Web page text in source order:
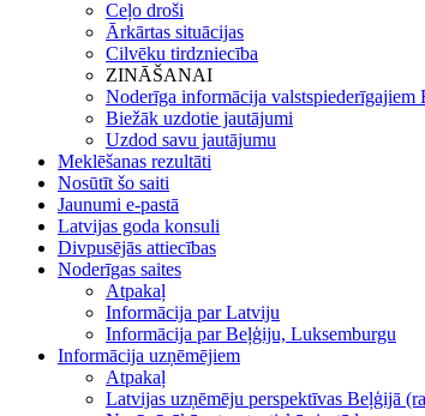
Ceļo droši
Ārkārtas situācijas
Cilvēku tirdzniecība
ZINĀŠANAI
Noderīga informācija valstspiederīgajiem
Biežāk uzdotie jautājumi
Uzdod savu jautājumu
Meklēšanas rezultāti
Nosūtīt šo saiti
Jaunumi e-pastā
Latvijas goda konsuli
Divpusējās attiecības
Noderīgas saites
Atpakaļ
Informācija par Latviju
Informācija par Beļģiju, Luksemburgu
Informācija uzņēmējiem
Atpakaļ
Latvijas uzņēmēju perspektīvas Beļģijā